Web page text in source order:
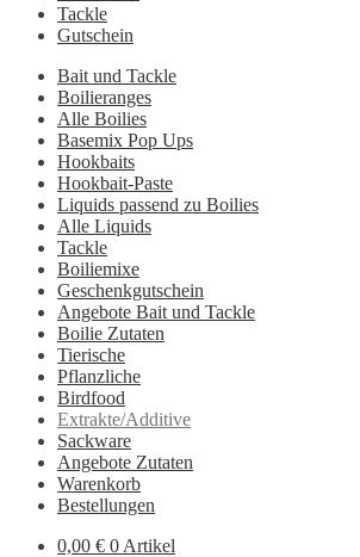
Tackle
Gutschein
Bait und Tackle
Boilieranges
Alle Boilies
Basemix Pop Ups
Hookbaits
Hookbait-Paste
Liquids passend zu Boilies
Alle Liquids
Tackle
Boiliemixe
Geschenkgutschein
Angebote Bait und Tackle
Boilie Zutaten
Tierische
Pflanzliche
Birdfood
Extrakte/Additive
Sackware
Angebote Zutaten
Warenkorb
Bestellungen
0,00 € 0 Artikel